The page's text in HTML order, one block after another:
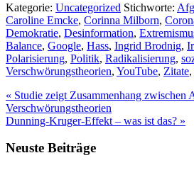
Kategorie: Uncategorized Stichworte:
Caroline Emcke, Corinna Milborn,
Demokratie, Desinformation,
Balance, Google, Hass, Ingrid Brodnig,
Polarisierung, Politik, Radikalisierung,
Verschwörungstheorien, YouTube, Zitate,
Vorheriger
Beitrag:
« Studie zeigt Zusammenhang zwischen
Verschwörungstheorien
Nächster
Dunning-Kruger-Effekt – was ist das? »
Seitenspalte
Neuste Beiträge